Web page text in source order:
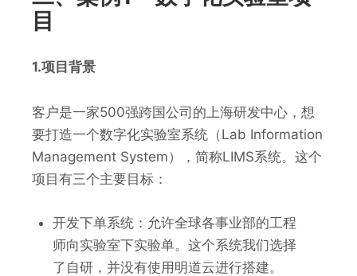
目
1.项目背景
客户是一家500强跨国公司的上海研发中心，想
要打造一个数字化实验室系统（Lab Information
Management System），简称LIMS系统。这个
项目有三个主要目标：
开发下单系统：允许全球各事业部的工程
师向实验室下实验单。这个系统我们选择
了自研，并没有使用明道云进行搭建。